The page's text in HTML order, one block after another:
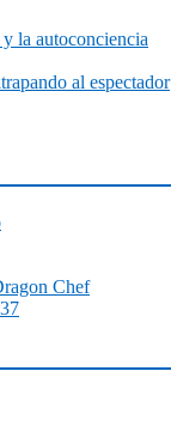
la autoconciencia
al espectador
Chef